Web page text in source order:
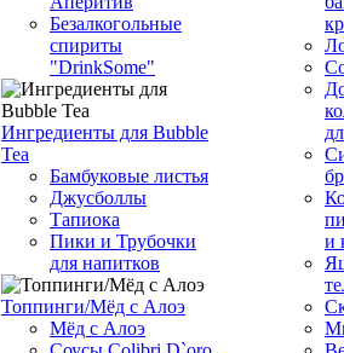
Безалкогольные
спириты
"DrinkSome"
Ингредиенты для Bubble
Tea
Бамбуковые листья
Джусболлы
Тапиока
Пики и Трубочки
для напитков
Топпинги/Мёд с Алоэ
Мёд с Алоэ
и